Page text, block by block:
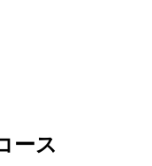
ース